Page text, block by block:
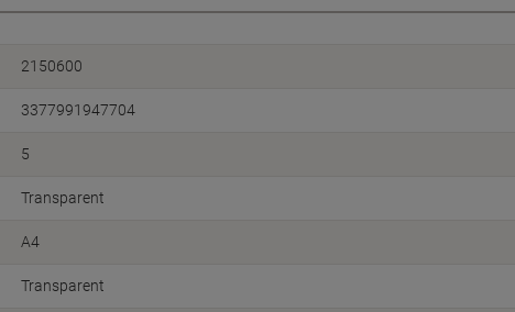
2150600
3377991947704
5
Transparent
A4
Transparent